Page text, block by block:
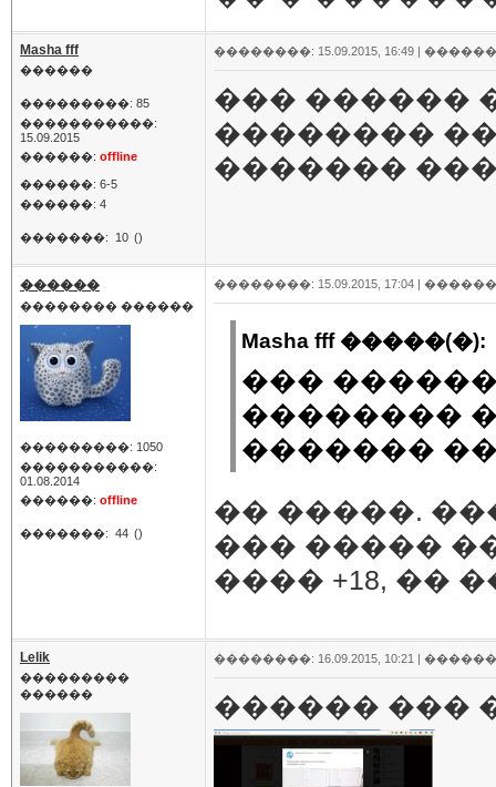
Masha fff
������
���������: 85
�����������:
15.09.2015
������: offline
������: 6-5
������: 4
�������: 10 ()
��������: 15.09.2015, 16:49 |
��� ������
��������
�������
������
�������� ������
���������: 1050
�����������:
01.08.2014
������: offline
�������: 44 ()
��������: 15.09.2015, 17:04 |
Masha fff �����(�):
���
��������
�������
�� �����.
��� �����
���� +18, ��
Lelik
���������
������
��������: 16.09.2015, 10:21 |
������ ���